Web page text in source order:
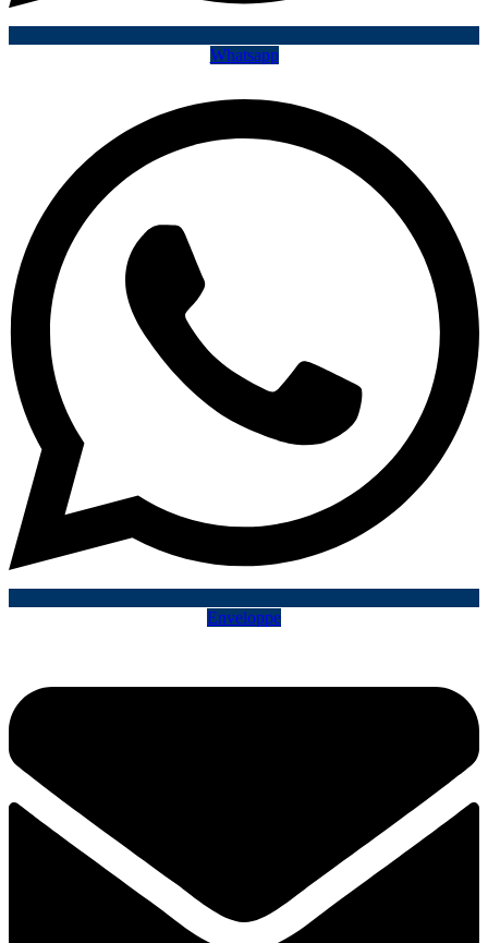
Whatsapp
Enveloppe